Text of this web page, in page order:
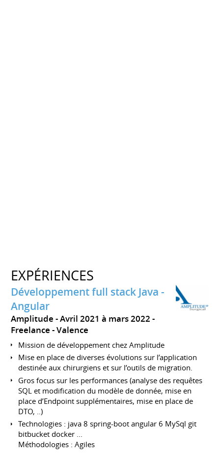
EXPÉRIENCES
Développement full stack Java -
Angular
Amplitude
Avril 2021 à mars 2022
Freelance
Valence
Mission de développement chez Amplitude
Mise en place de diverses évolutions sur l’application
destinée aux chirurgiens et sur l’outils de migration.
Gros focus sur les performances (analyse des requêtes
SQL et modification du modèle de donnée, mise en
place d’Endpoint supplémentaires, mise en place de
DTO, ..)
Technologies : java 8 spring-boot angular 6 MySql git
bitbucket docker ...
Méthodologies : Agiles